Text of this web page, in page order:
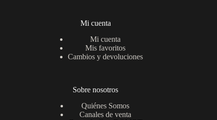
Mi cuenta
Mi cuenta
Mis favoritos
Cambios y devoluciones
Sobre nosotros
Quiénes Somos
Canales de venta